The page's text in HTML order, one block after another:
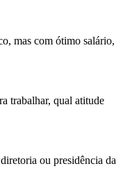
mas com ótimo salário,
trabalhar, qual atitude
ou presidência da